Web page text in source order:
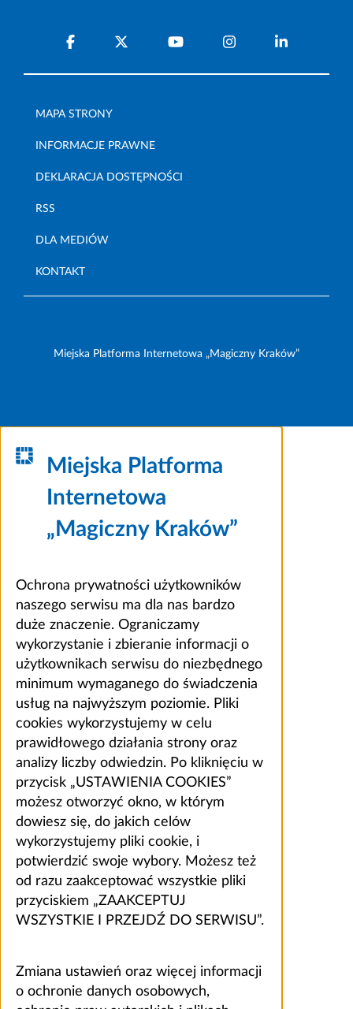
MAPA STRONY
INFORMACJE PRAWNE
DEKLARACJA DOSTĘPNOŚCI
RSS
DLA MEDIÓW
KONTAKT
Miejska Platforma Internetowa „Magiczny Kraków”
Miejska Platforma
Internetowa
„Magiczny Kraków”
Ochrona prywatności użytkowników
naszego serwisu ma dla nas bardzo
duże znaczenie. Ograniczamy
wykorzystanie i zbieranie informacji o
użytkownikach serwisu do niezbędnego
minimum wymaganego do świadczenia
usług na najwyższym poziomie. Pliki
cookies wykorzystujemy w celu
prawidłowego działania strony oraz
analizy liczby odwiedzin. Po kliknięciu w
przycisk „USTAWIENIA COOKIES”
możesz otworzyć okno, w którym
dowiesz się, do jakich celów
wykorzystujemy pliki cookie, i
potwierdzić swoje wybory. Możesz też
od razu zaakceptować wszystkie pliki
przyciskiem „ZAAKCEPTUJ
WSZYSTKIE I PRZEJDŹ DO SERWISU”.
Zmiana ustawień oraz więcej informacji
o ochronie danych osobowych,